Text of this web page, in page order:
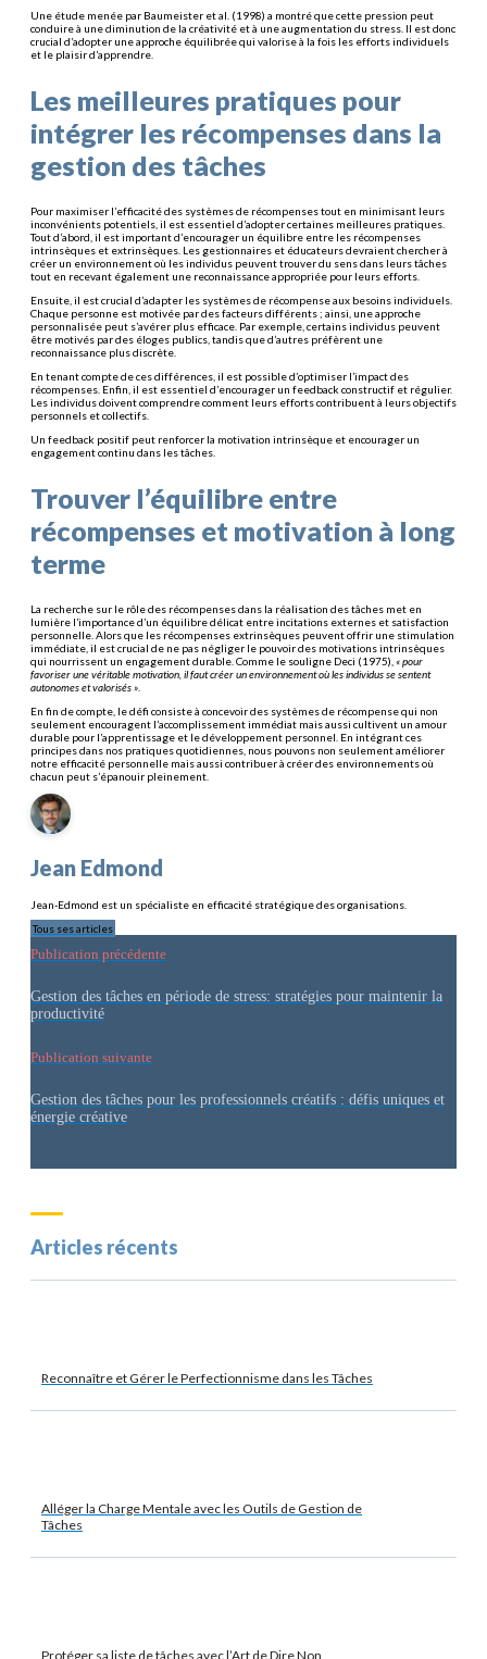
Articles récents
Reconnaître et Gérer le Perfectionnisme dans les Tâches
Alléger la Charge Mentale avec les Outils de Gestion de
Tâches
Protéger sa liste de tâches avec l’Art de Dire Non
Une étude menée par Baumeister et al. (1998) a montré que cette pression peut
conduire à une diminution de la créativité et à une augmentation du stress. Il est donc
crucial d’adopter une approche équilibrée qui valorise à la fois les efforts individuels
et le plaisir d’apprendre.
Les meilleures pratiques pour
intégrer les récompenses dans la
gestion des tâches
Pour maximiser l’efficacité des systèmes de récompenses tout en minimisant leurs
inconvénients potentiels, il est essentiel d’adopter certaines meilleures pratiques.
Tout d’abord, il est important d’encourager un équilibre entre les récompenses
intrinsèques et extrinsèques. Les gestionnaires et éducateurs devraient chercher à
créer un environnement où les individus peuvent trouver du sens dans leurs tâches
tout en recevant également une reconnaissance appropriée pour leurs efforts.
Ensuite, il est crucial d’adapter les systèmes de récompense aux besoins individuels.
Chaque personne est motivée par des facteurs différents ; ainsi, une approche
personnalisée peut s’avérer plus efficace. Par exemple, certains individus peuvent
être motivés par des éloges publics, tandis que d’autres préfèrent une
reconnaissance plus discrète.
En tenant compte de ces différences, il est possible d’optimiser l’impact des
récompenses. Enfin, il est essentiel d’encourager un feedback constructif et régulier.
Les individus doivent comprendre comment leurs efforts contribuent à leurs objectifs
personnels et collectifs.
Un feedback positif peut renforcer la motivation intrinsèque et encourager un
engagement continu dans les tâches.
Trouver l’équilibre entre
récompenses et motivation à long
terme
La recherche sur le rôle des récompenses dans la réalisation des tâches met en
lumière l’importance d’un équilibre délicat entre incitations externes et satisfaction
personnelle. Alors que les récompenses extrinsèques peuvent offrir une stimulation
immédiate, il est crucial de ne pas négliger le pouvoir des motivations intrinsèques
qui nourrissent un engagement durable. Comme le souligne Deci (1975), « pour
favoriser une véritable motivation, il faut créer un environnement où les individus se sentent
autonomes et valorisés »
En fin de compte, le défi consiste à concevoir des systèmes de récompense qui non
seulement encouragent l’accomplissement immédiat mais aussi cultivent un amour
durable pour l’apprentissage et le développement personnel. En intégrant ces
principes dans nos pratiques quotidiennes, nous pouvons non seulement améliorer
notre efficacité personnelle mais aussi contribuer à créer des environnements où
chacun peut s’épanouir pleinement.
Jean Edmond
Jean-Edmond est un spécialiste en efficacité stratégique des organisations.
Tous ses articles
Publication précédente
Gestion des tâches en période de stress: stratégies pour maintenir la
productivité
Publication suivante
Gestion des tâches pour les professionnels créatifs : défis uniques et
énergie créative